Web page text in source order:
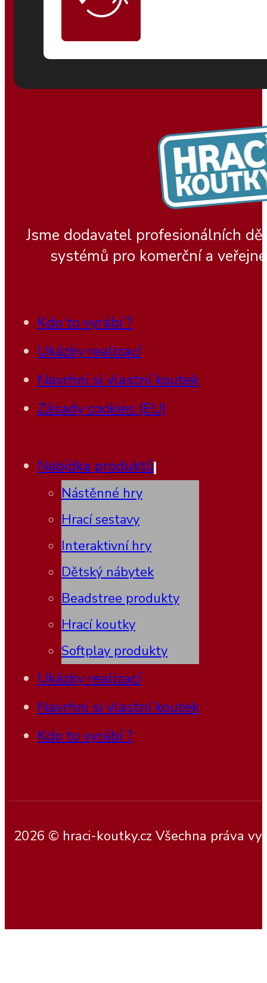
Jsme dodavatel profesionálních
systémů pro komerční a
Kdo to vyrábí ?
Ukázky realizací
Navrhni si vlastní koutek
Zásady cookies (EU)
Nabídka produktů
Nástěnné hry
Hrací sestavy
Interaktivní hry
Dětský nábytek
Beadstree produkty
Hrací koutky
Softplay produkty
Ukázky realizací
Navrhni si vlastní koutek
Kdo to vyrábí ?
2026 © hraci-koutky.cz Všechna práva